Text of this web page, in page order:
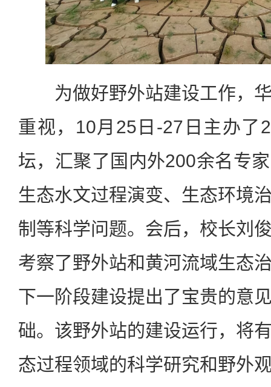
为做好野外站建设工作，华
重视，10月25日-27日主办了
坛，汇聚了国内外200余名专
生态水文过程演变、生态环境
制等科学问题。会后，校长刘
考察了野外站和黄河流域生态
下一阶段建设提出了宝贵的意
础。该野外站的建设运行，将
态过程领域的科学研究和野外